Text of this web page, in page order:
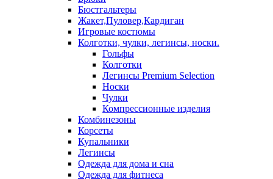
Бюстгальтеры
Жакет,Пуловер,Кардиган
Игровые костюмы
Колготки, чулки, легинсы, носки.
Гольфы
Колготки
Легинсы Premium Selection
Носки
Чулки
Компрессионные изделия
Комбинезоны
Корсеты
Купальники
Легинсы
Одежда для дома и сна
Одежда для фитнеса